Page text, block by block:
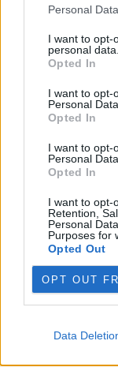
Personal
I want to opt-
personal data.
Opted In
I want to opt-
Personal Data.
Opted In
I want to opt-
Personal
Opted In
I want to opt-
Retention,
Personal
Purposes for
Opted Out
OPT OUT
Data
pronásledovali
jejich loď, která
patřící nadaci
Watsona jsou od té
palubě nebyl. Píše
policii.
Záchranná
volně žijících
5.8.2026 17:40 |
dehydratovaná a
sdělila mluvčí